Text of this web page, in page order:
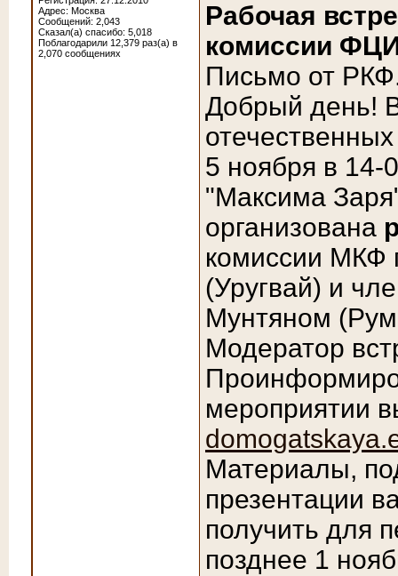
Адрес: Москва
Сообщений: 2,043
Сказал(а) спасибо: 5,018
Поблагодарили 12,379 раз(а) в
2,070 сообщениях
Рабочая
комиссии
Письмо от
Добрый день!
5 ноября в 14-
"Максима
организована
комиссии МКФ
(Уругвай) и
Мунтяном
Модератор
мероприятии
Материалы,
презентации
получить для
позднее 1